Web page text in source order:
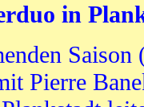
in
Saison
Pierre